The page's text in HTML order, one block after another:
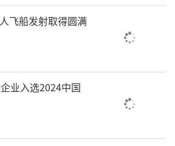
投资的公司是在2022年8月成
化有限公司”，注册资本150
，经营范围包括：组织文
制片、电影摄影服务，文艺
划等等。
飞船发射取得圆满
业入选2024中国